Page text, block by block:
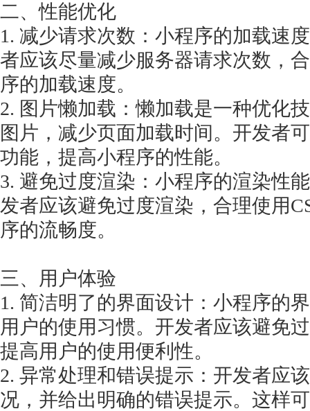
二、性能优化
1. 减少请求次数：小程序的加载速
者应该尽量减少服务器请求次数，
序的加载速度。
2. 图片懒加载：懒加载是一种优化
图片，减少页面加载时间。开发者
功能，提高小程序的性能。
3. 避免过度渲染：小程序的渲染性
发者应该避免过度渲染，合理使用
序的流畅度。
三、用户体验
1. 简洁明了的界面设计：小程序的
用户的使用习惯。开发者应该避免
提高用户的使用便利性。
2. 异常处理和错误提示：开发者应
况，并给出明确的错误提示。这样